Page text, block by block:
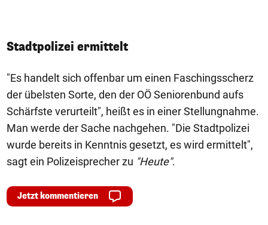
Stadtpolizei ermittelt
"Es handelt sich offenbar um einen Faschingsscherz
der übelsten Sorte, den der OÖ Seniorenbund aufs
Schärfste verurteilt", heißt es in einer Stellungnahme.
Man werde der Sache nachgehen. "Die Stadtpolizei
wurde bereits in Kenntnis gesetzt, es wird ermittelt",
sagt ein Polizeisprecher zu "Heute".
Jetzt kommentieren